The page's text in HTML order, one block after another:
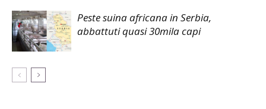
Peste suina africana in Serbia,
abbattuti quasi 30mila capi